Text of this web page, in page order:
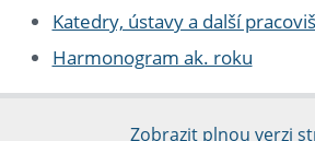
Katedry, ústavy a další
Harmonogram ak. roku
Zobrazit plnou verzi